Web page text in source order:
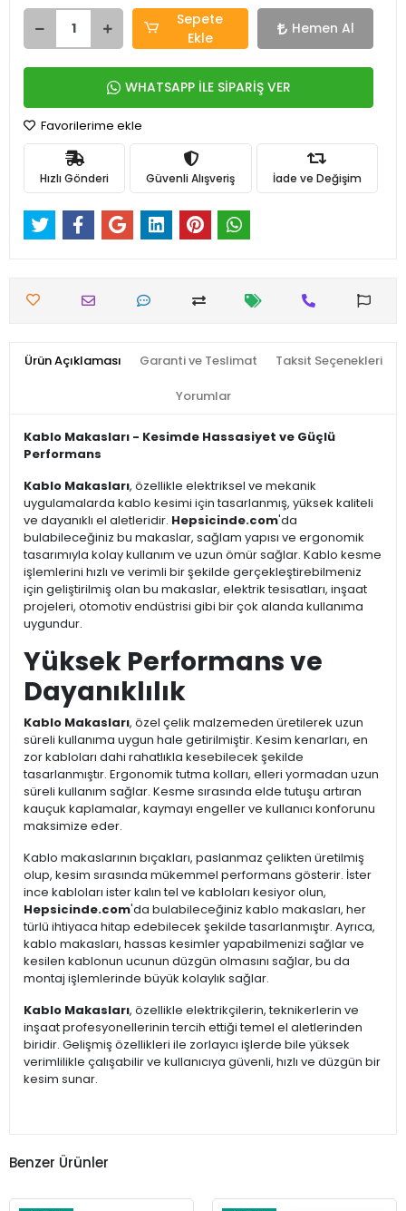
Sepete
Ekle
Hemen Al
WHATSAPP İLE SİPARİŞ VER
Favorilerime ekle
Hızlı Gönderi Güvenli Alışveriş İade ve Değişim
Ürün Açıklaması Garanti ve Teslimat Taksit Seçenekleri
Yorumlar
Kablo Makasları - Kesimde Hassasiyet ve Güçlü
Performans
Kablo Makasları, özellikle elektriksel ve mekanik
uygulamalarda kablo kesimi için tasarlanmış, yüksek kaliteli
ve dayanıklı el aletleridir. Hepsicinde.com'da
bulabileceğiniz bu makaslar, sağlam yapısı ve ergonomik
tasarımıyla kolay kullanım ve uzun ömür sağlar. Kablo kesme
işlemlerini hızlı ve verimli bir şekilde gerçekleştirebilmeniz
için geliştirilmiş olan bu makaslar, elektrik tesisatları, inşaat
projeleri, otomotiv endüstrisi gibi bir çok alanda kullanıma
uygundur.
Yüksek Performans ve
Dayanıklılık
Kablo Makasları, özel çelik malzemeden üretilerek uzun
süreli kullanıma uygun hale getirilmiştir. Kesim kenarları, en
zor kabloları dahi rahatlıkla kesebilecek şekilde
tasarlanmıştır. Ergonomik tutma kolları, elleri yormadan uzun
süreli kullanım sağlar. Kesme sırasında elde tutuşu artıran
kauçuk kaplamalar, kaymayı engeller ve kullanıcı konforunu
maksimize eder.
Kablo makaslarının bıçakları, paslanmaz çelikten üretilmiş
olup, kesim sırasında mükemmel performans gösterir. İster
ince kabloları ister kalın tel ve kabloları kesiyor olun,
Hepsicinde.com'da bulabileceğiniz kablo makasları, her
türlü ihtiyaca hitap edebilecek şekilde tasarlanmıştır. Ayrıca,
kablo makasları, hassas kesimler yapabilmenizi sağlar ve
kesilen kablonun ucunun düzgün olmasını sağlar, bu da
montaj işlemlerinde büyük kolaylık sağlar.
Kablo Makasları, özellikle elektrikçilerin, teknikerlerin ve
inşaat profesyonellerinin tercih ettiği temel el aletlerinden
biridir. Gelişmiş özellikleri ile zorlayıcı işlerde bile yüksek
verimlilikle çalışabilir ve kullanıcıya güvenli, hızlı ve düzgün bir
kesim sunar.
Benzer Ürünler